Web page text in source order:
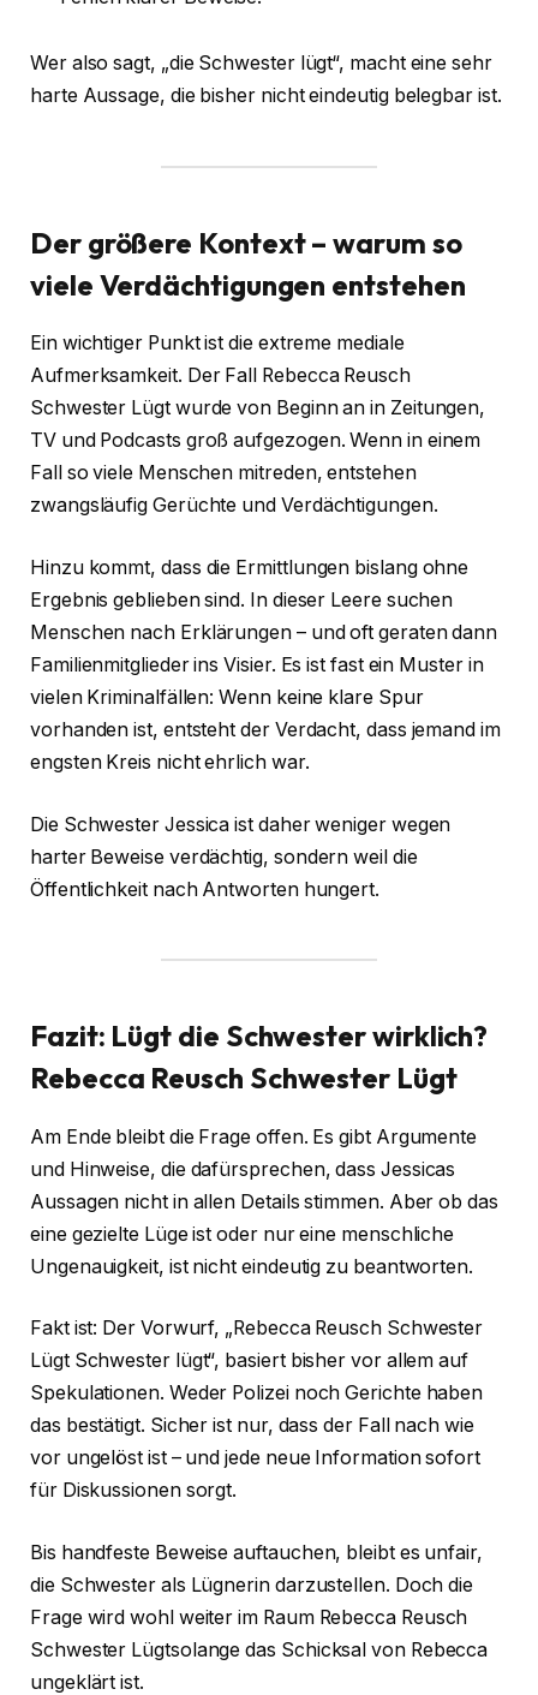
Wer also sagt, „die Schwester lügt“, macht eine sehr
harte Aussage, die bisher nicht eindeutig belegbar ist.
Der größere Kontext – warum so
viele Verdächtigungen entstehen
Ein wichtiger Punkt ist die extreme mediale
Aufmerksamkeit. Der Fall Rebecca Reusch
Schwester Lügt wurde von Beginn an in Zeitungen,
TV und Podcasts groß aufgezogen. Wenn in einem
Fall so viele Menschen mitreden, entstehen
zwangsläufig Gerüchte und Verdächtigungen.
Hinzu kommt, dass die Ermittlungen bislang ohne
Ergebnis geblieben sind. In dieser Leere suchen
Menschen nach Erklärungen – und oft geraten dann
Familienmitglieder ins Visier. Es ist fast ein Muster in
vielen Kriminalfällen: Wenn keine klare Spur
vorhanden ist, entsteht der Verdacht, dass jemand im
engsten Kreis nicht ehrlich war.
Die Schwester Jessica ist daher weniger wegen
harter Beweise verdächtig, sondern weil die
Öffentlichkeit nach Antworten hungert.
Fazit: Lügt die Schwester wirklich?
Rebecca Reusch Schwester Lügt
Am Ende bleibt die Frage offen. Es gibt Argumente
und Hinweise, die dafürsprechen, dass Jessicas
Aussagen nicht in allen Details stimmen. Aber ob das
eine gezielte Lüge ist oder nur eine menschliche
Ungenauigkeit, ist nicht eindeutig zu beantworten.
Fakt ist: Der Vorwurf, „Rebecca Reusch Schwester
Lügt Schwester lügt“, basiert bisher vor allem auf
Spekulationen. Weder Polizei noch Gerichte haben
das bestätigt. Sicher ist nur, dass der Fall nach wie
vor ungelöst ist – und jede neue Information sofort
für Diskussionen sorgt.
Bis handfeste Beweise auftauchen, bleibt es unfair,
die Schwester als Lügnerin darzustellen. Doch die
Frage wird wohl weiter im Raum Rebecca Reusch
Schwester Lügtsolange das Schicksal von Rebecca
ungeklärt ist.